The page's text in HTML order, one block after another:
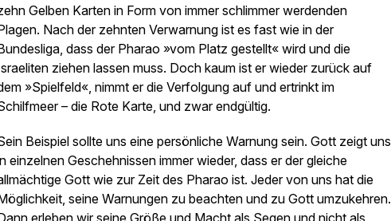
Gelben Karten in Form von immer schlimmer werdenden
Nach der zehnten Verwarnung ist es fast wie in der
dass der Pharao »vom Platz gestellt« wird und die
ziehen lassen muss. Doch kaum ist er wieder zurück auf
»Spielfeld«, nimmt er die Verfolgung auf und ertrinkt im
– die Rote Karte, und zwar endgültig.
Beispiel sollte uns eine persönliche Warnung sein. Gott zeigt uns
einzelnen Geschehnissen immer wieder, dass er der gleiche
Gott wie zur Zeit des Pharao ist. Jeder von uns hat die
seine Warnungen zu beachten und zu Gott umzukehren.
erleben wir seine Größe und Macht als Segen und nicht als